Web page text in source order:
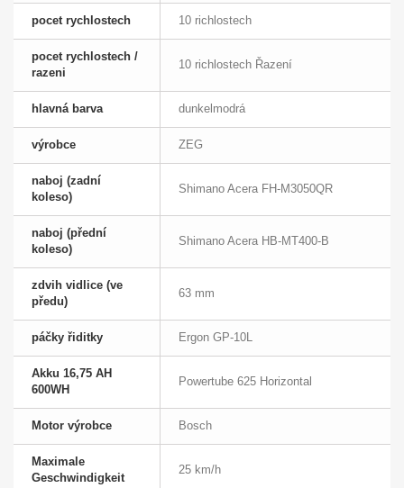
pocet rychlostech 10 richlostech
pocet rychlostech /
razeni
10 richlostech Řazení
hlavná barva dunkelmodrá
výrobce ZEG
naboj (zadní
koleso)
Shimano Acera FH-M3050QR
naboj (přední
koleso)
Shimano Acera HB-MT400-B
zdvih vidlice (ve
předu)
63 mm
páčky řiditky Ergon GP-10L
Akku 16,75 AH
600WH
Powertube 625 Horizontal
Motor výrobce Bosch
Maximale
Geschwindigkeit
25 km/h